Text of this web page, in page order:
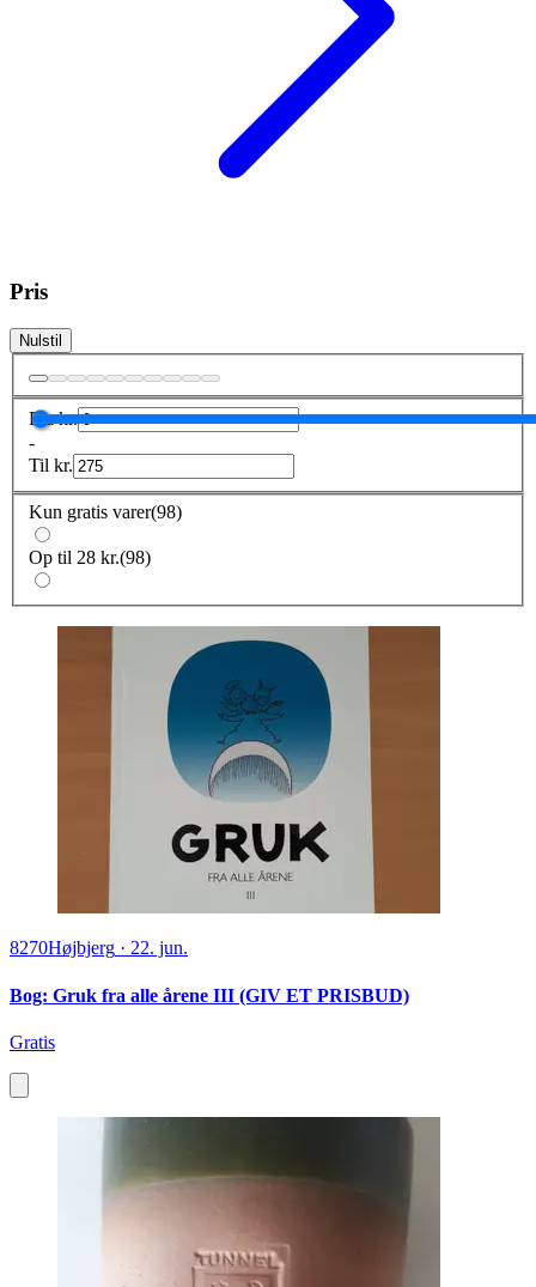
Pris
Nulstil
Frakr.
-
Til kr.
Kun gratis varer(98)
Op til 28 kr.(98)
8270Højbjerg · 22. jun.
Bog: Gruk fra alle årene III (GIV ET PRISBUD)
Gratis